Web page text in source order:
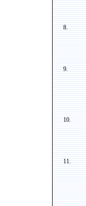
8.
9.
10.
11.